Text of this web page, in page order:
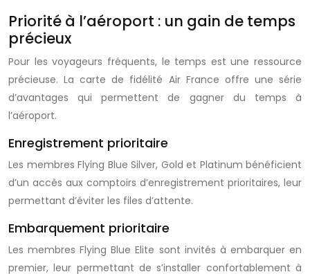
Priorité à l’aéroport : un gain de temps
précieux
Pour les voyageurs fréquents, le temps est une ressource
précieuse. Lacarte de fidélité Air France offre une série
d’avantages qui permettent de gagner du temps à
l’aéroport.
Enregistrement prioritaire
Les membres Flying Blue Silver, Gold et Platinum bénéficient
d’un accès aux comptoirs d’enregistrement prioritaires, leur
permettant d’éviter les files d’attente.
Embarquement prioritaire
Les membres Flying Blue Elite sont invités à embarquer en
premier, leur permettant de s’installer confortablement à